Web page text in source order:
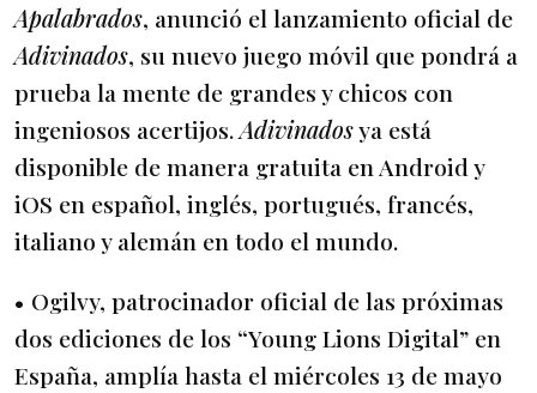
Apalabrados, anunció el lanzamiento oficial de
Adivinados, su nuevo juego móvil que pondrá a
prueba la mente de grandes y chicos con
ingeniosos acertijos.Adivinadosya está
disponible de manera gratuita en Android y
iOS en español, inglés, portugués, francés,
italiano y alemán en todo el mundo.
• Ogilvy, patrocinador oficial de las próximas
dos ediciones de los “Young Lions Digital” en
España, amplía hasta el miércoles 13 de mayo